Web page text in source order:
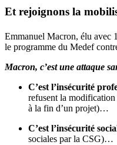
Et rejoignons la
Emmanuel Macron, élu avec
le programme du Medef
Macron, c’est une attaque
C’est l’insécurité
refusent la
à la fin d’un projet)…
C’est l’insécurité
sociales par la CSG)…